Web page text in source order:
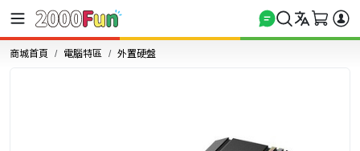
商城首頁 電腦特區 外置硬盤